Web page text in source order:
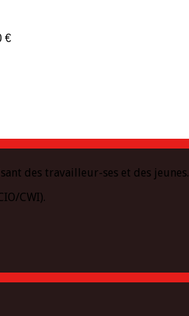
€
des travailleur-ses et des jeunes.
CWI).